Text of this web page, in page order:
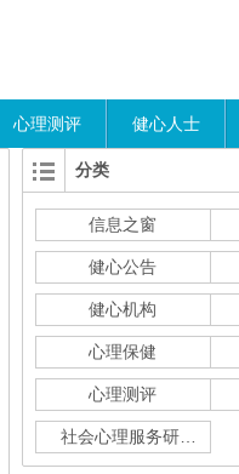
心理测评 健心人士
分类
信息之窗
健心公告
健心机构
心理保健
心理测评